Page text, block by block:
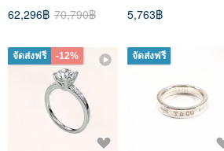
ที่ยังคงเปล่งประกาย
เหมือนวันแรกที่เราได้
62,296฿ 70,790฿
จัดส่งฟรี -12%
owned] Size 12
TIFFANY&Co. Ring,
Peretti, Sterling
Silver 925,
Accessory
5,763฿
จัดส่งฟรี